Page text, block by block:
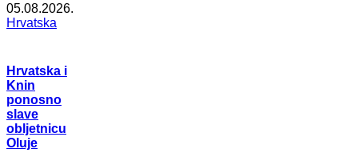
05.08.2026.
Hrvatska
Hrvatska i
Knin
ponosno
slave
obljetnicu
Oluje